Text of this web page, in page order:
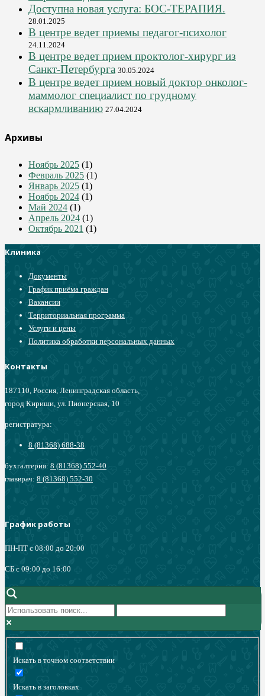
Доступна новая услуга: БОС-ТЕРАПИЯ.
28.01.2025
В центре ведет приемы педагог-психолог
24.11.2024
В центре ведет прием проктолог-хирург из
Санкт-Петербурга 30.05.2024
В центре ведет прием новый доктор онколог-
маммолог специалист по грудному
вскармливанию 27.04.2024
Архивы
Ноябрь 2025 (1)
Февраль 2025 (1)
Январь 2025 (1)
Ноябрь 2024 (1)
Май 2024 (1)
Апрель 2024 (1)
Октябрь 2021 (1)
Клиника
Документы
График приёма граждан
Вакансии
Территориальная программа
Услуги и цены
Политика обработки персональных данных
Контакты
187110, Россия, Ленинградская область,
город Кириши, ул. Пионерская, 10
регистратура:
8 (81368) 688-38
бухгалтерия: 8 (81368) 552-40
главврач: 8 (81368) 552-30
График работы
ПН-ПТ с 08:00 до 20:00
СБ c 09:00 до 16:00
Искать в точном соответствии
Искать в заголовках